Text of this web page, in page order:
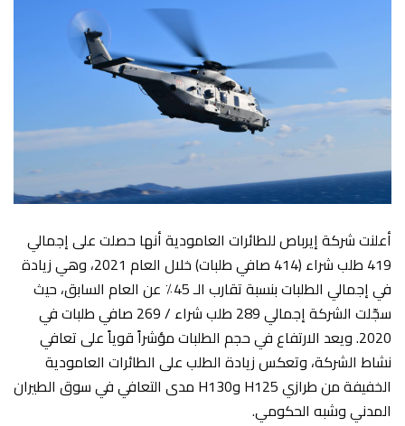
أعلنت شركة إيرباص للطائرات العامودية أنها حصلت على إجمالي
419 طلب شراء (414 صافي طلبات) خلال العام 2021، وهي زيادة
في إجمالي الطلبات بنسبة تقارب الـ 45٪ عن العام السابق، حيث
سجّلت الشركة إجمالي 289 طلب شراء / 269 صافي طلبات في
2020. ويعد الارتفاع في حجم الطلبات مؤشراً قوياً على تعافي
نشاط الشركة، وتعكس زيادة الطلب على الطائرات العامودية
الخفيفة من طرازي H125 وH130 مدى التعافي في سوق الطيران
المدني وشبه الحكومي.